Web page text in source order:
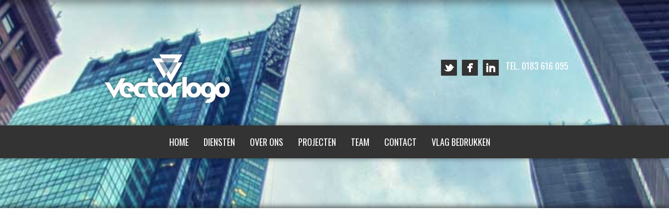
TEL. 0183 616 095
HOME DIENSTEN OVER ONS PROJECTEN TEAM CONTACT VLAG BEDRUKKEN